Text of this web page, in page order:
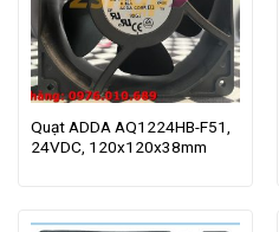
Quạt ADDA AQ1224HB-F51,
24VDC, 120x120x38mm